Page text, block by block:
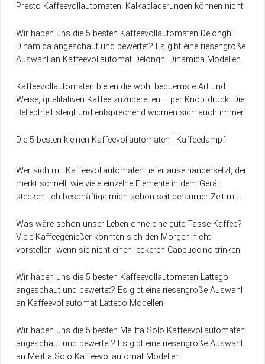
Presto Kaffeevollautomaten. Kalkablagerungen können nicht
den…
Wir haben uns die 5 besten Kaffeevollautomaten Delonghi
Dinamica angeschaut und bewertet? Es gibt eine riesengroße
Auswahl an Kaffeevollautomat Delonghi Dinamica Modellen.
wir dir hier, worauf es beim Kauf von Kaffeevollautomat
Delonghi Dinamica ankommt.
Kaffeevollautomaten bieten die wohl bequemste Art und
Weise, qualitativen Kaffee zuzubereiten – per Knopfdruck. Die
Beliebtheit steigt und entsprechend widmen sich auch immer
Die 5 besten kleinen Kaffeevollautomaten | Kaffeedampf
Wer sich mit Kaffeevollautomaten tiefer auseinandersetzt, der
merkt schnell, wie viele einzelne Elemente in dem Gerät
stecken. Ich beschäftige mich schon seit geraumer Zeit mit
Was wäre schon unser Leben ohne eine gute Tasse Kaffee?
Viele Kaffeegenießer könnten sich den Morgen nicht
vorstellen, wenn sie nicht einen leckeren Cappuccino trinken
Wir haben uns die 5 besten Kaffeevollautomaten Lattego
angeschaut und bewertet? Es gibt eine riesengroße Auswahl
an Kaffeevollautomat Lattego Modellen.
wir dir hier, worauf es beim Kauf von Kaffeevollautomat
Lattego ankommt.
Wir haben uns die 5 besten Melitta Solo Kaffeevollautomaten
angeschaut und bewertet? Es gibt eine riesengroße Auswahl
an Melitta Solo Kaffeevollautomat Modellen.